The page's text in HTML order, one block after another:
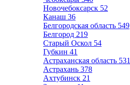
Новочебоксарск 52
Канаш 36
Белгородская область 549
Белгород 219
Старый Оскол 54
Губкин 41
Астраханская область 531
Астрахань 378
Ахтубинск 21